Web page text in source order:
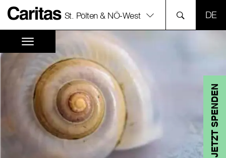
St. Pölten & NÖ-West
JETZT SPENDEN